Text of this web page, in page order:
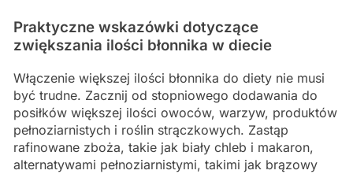
Praktyczne wskazówki dotyczące
zwiększania ilości błonnika w diecie
Włączenie większej ilości błonnika do diety nie musi
być trudne. Zacznij od stopniowego dodawania do
posiłków większej ilości owoców, warzyw, produktów
pełnoziarnistych i roślin strączkowych. Zastąp
rafinowane zboża, takie jak biały chleb i makaron,
alternatywami pełnoziarnistymi, takimi jak brązowy